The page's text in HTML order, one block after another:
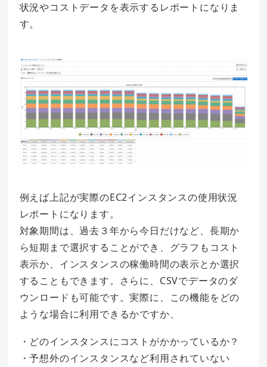
状況やコストデータを表示するレポートになりま
す。
例えば上記が実際のEC2インスタンスの使用状況
レポートになります。
対象期間は、過去３年から今日だけなど、長期か
ら短期まで選択することができ、グラフもコスト
表示か、インスタンスの稼働時間の表示とか選択
することもできます。さらに、CSVでデータのダ
ウンロードも可能です。実際に、この機能をどの
ような場合に利用できるかですか、
・どのインスタンスにコストがかかっているか？
・予想外のインスタンスなど利用されていない